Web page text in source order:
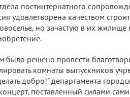
постинтернатного
удовлетворена качеством
но зачастую в их
было решено провести
комнаты выпускников
добро!" департамента
поставленный силами